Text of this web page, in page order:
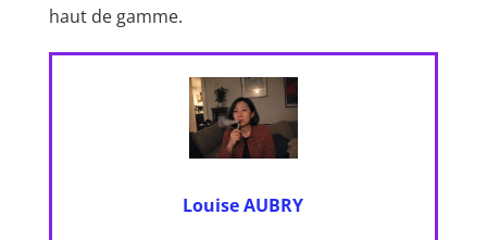
haut de gamme.
Louise AUBRY